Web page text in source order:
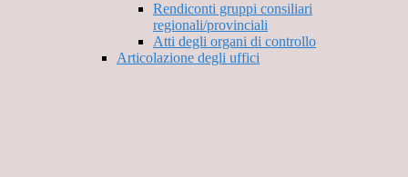
Rendiconti gruppi consiliari
regionali/provinciali
Atti degli organi di controllo
Articolazione degli uffici